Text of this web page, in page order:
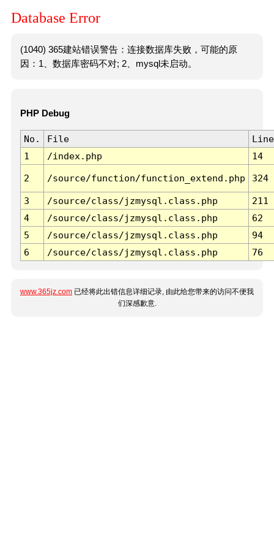
Database Error
(1040) 365建站错误警告：连接数据库失败，可能的原
因：1、数据库密码不对; 2、mysql未启动。
PHP Debug
No. File
Line
1
/index.php 14
2 /source/function/function_extend.php 324
3 /source/class/jzmysql.class.php
211
4
/source/class/jzmysql.class.php
62
5
/source/class/jzmysql.class.php
94
6
/source/class/jzmysql.class.php 76
www.365jz.com 已经将此出错信息详细记录, 由此给您带来的访问不便我
们深感歉意.